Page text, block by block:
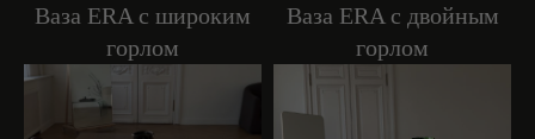
Ваза ERA с широким
горлом
Ваза ERA с двойным
горлом